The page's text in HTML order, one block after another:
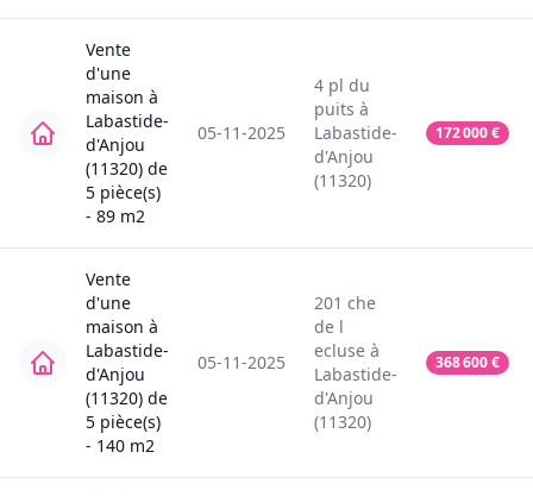
Vente
d'une
maison à
Labastide-
d'Anjou
(11320) de
5 pièce(s)
- 89 m2
05-11-2025
4 pl du
puits à
Labastide-
d'Anjou
(11320)
172 000€
Vente
d'une
maison à
Labastide-
d'Anjou
(11320) de
5 pièce(s)
- 140 m2
05-11-2025
201 che
de l
ecluse à
Labastide-
d'Anjou
(11320)
368 600€